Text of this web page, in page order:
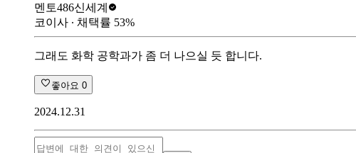
멘토486신세계
코이사 ∙ 채택률 53%
그래도 화학 공학과가 좀 더 나으실 듯 합니다.
좋아요 0
2024.12.31